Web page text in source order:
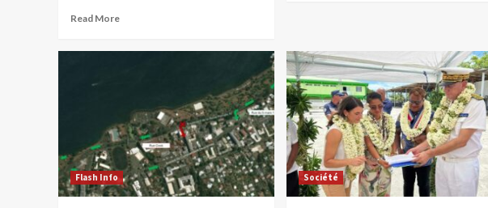
Read More
Flash Info Société